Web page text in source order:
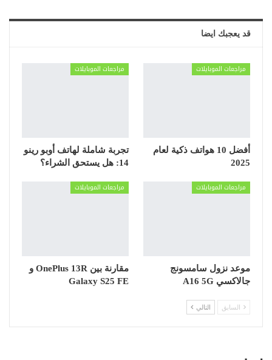
قد يعجبك ايضا
مراجعات الموبايلات
أفضل 10 هواتف ذكية لعام
2025
مراجعات الموبايلات
تجربة شاملة لهاتف أوبو رينو
14: هل يستحق الشراء؟
مراجعات الموبايلات
موعد نزول سامسونج
جالاكسي A16 5G
مراجعات الموبايلات
مقارنة بين OnePlus 13R و
Galaxy S25 FE
السابق التالي